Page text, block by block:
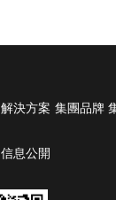
解決方案 集團品牌
信息公開